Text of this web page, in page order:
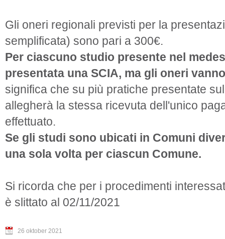
Gli oneri regionali previsti per la
semplificata) sono pari a 300€.
Per ciascuno studio presente nel
presentata una SCIA, ma gli oneri
significa che su più pratiche presentate
allegherà la stessa ricevuta dell'unico
effettuato.
Se gli studi sono ubicati in Comuni
una sola volta per ciascun Comune.
Si ricorda che per i procedimenti
è slittato al 02/11/2021
26 oktober 2021